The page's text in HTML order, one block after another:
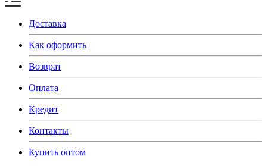
Доставка
Как оформить
Возврат
Оплата
Кредит
Контакты
Купить оптом